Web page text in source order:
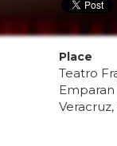
Place
Teatro
Emparan
Veracruz,